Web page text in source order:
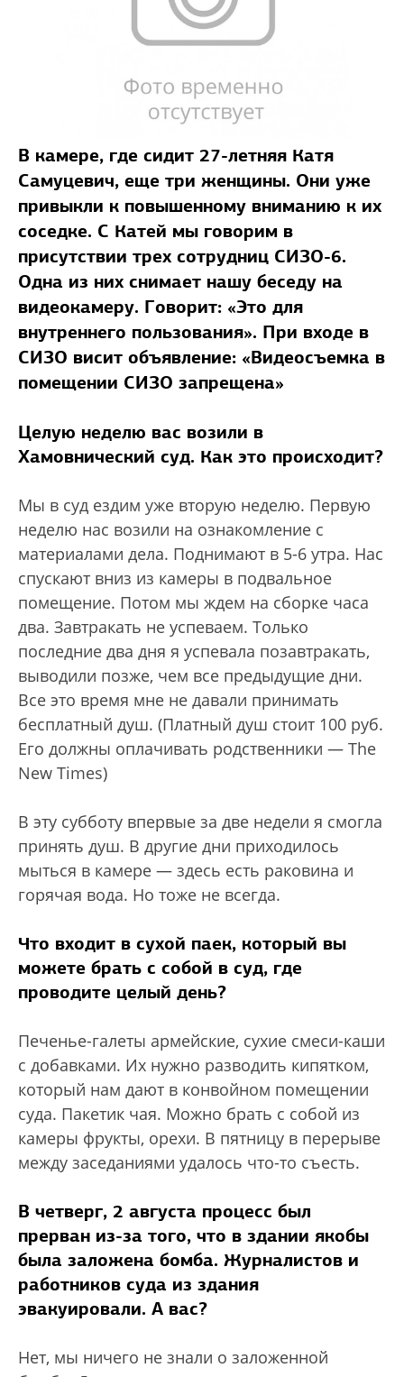
В камере, где сидит 27-летняя Катя
Самуцевич, еще три женщины. Они уже
привыкли к повышенному вниманию к их
соседке. С Катей мы говорим в
присутствии трех сотрудниц СИЗО-6.
Одна из них снимает нашу беседу на
видеокамеру. Говорит: «Это для
внутреннего пользования». При входе в
СИЗО висит объявление: «Видеосъемка в
помещении СИЗО запрещена»
Целую неделю вас возили в
Хамовнический суд. Как это происходит?
Мы в суд ездим уже вторую неделю. Первую
неделю нас возили на ознакомление с
материалами дела. Поднимают в 5-6 утра. Нас
спускают вниз из камеры в подвальное
помещение. Потом мы ждем на сборке часа
два. Завтракать не успеваем. Только
последние два дня я успевала позавтракать,
выводили позже, чем все предыдущие дни.
Все это время мне не давали принимать
бесплатный душ. (Платный душ стоит 100 руб.
Его должны оплачивать родственники — The
New Times)
В эту субботу впервые за две недели я смогла
принять душ. В другие дни приходилось
мыться в камере — здесь есть раковина и
горячая вода. Но тоже не всегда.
Что входит в сухой паек, который вы
можете брать с собой в суд, где
проводите целый день?
Печенье-галеты армейские, сухие смеси-каши
с добавками. Их нужно разводить кипятком,
который нам дают в конвойном помещении
суда. Пакетик чая. Можно брать с собой из
камеры фрукты, орехи. В пятницу в перерыве
между заседаниями удалось что-то съесть.
В четверг, 2 августа процесс был
прерван из-за того, что в здании якобы
была заложена бомба. Журналистов и
работников суда из здания
эвакуировали. А вас?
Нет, мы ничего не знали о заложенной